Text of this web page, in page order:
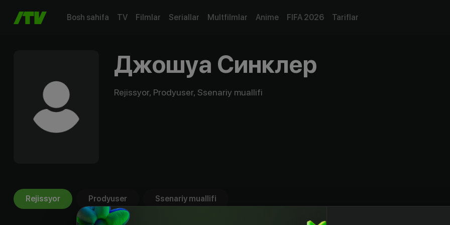
Bosh sahifa TV Filmlar Seriallar Multfilmlar Anime FIFA 2026 Tariflar
Джошуа Синклер
Rejissyor, Prodyuser, Ssenariy muallifi
Rejissyor Prodyuser Ssenariy muallifi